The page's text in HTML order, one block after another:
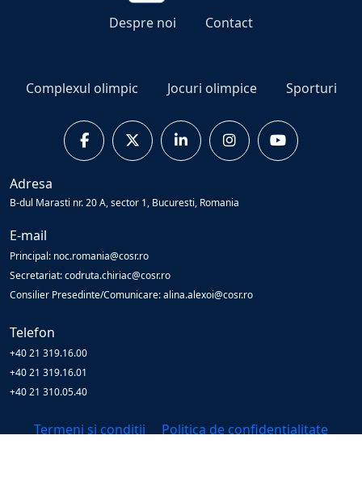
Despre noi Contact
Complexul olimpic Jocuri olimpice Sporturi
Adresa
B-dul Marasti nr. 20 A, sector 1, Bucuresti, Romania
E-mail
Principal: noc.romania@cosr.ro
Secretariat: codruta.chiriac@cosr.ro
Consilier Presedinte/Comunicare: alina.alexoi@cosr.ro
Telefon
+40 21 319.16.00
+40 21 319.16.01
+40 21 310.05.40
Termeni și condiții
Politica de confidențialitate